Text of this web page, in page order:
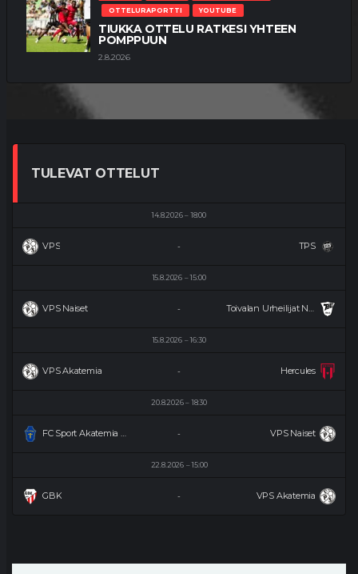
OTTELURAPORTTI
YOUTUBE
TIUKKA OTTELU RATKESI YHTEEN
POMPPUUN
2.8.2026
TULEVAT OTTELUT
14.8.2026 18:00
VPS TPS
-
15.8.2026 15:00
VPS Naiset Toivalan Urheilijat Naiset
-
15.8.2026 16:30
VPS Akatemia Hercules
-
20.8.2026 18:30
FC Sport Akatemia Naiset VPS Naiset
-
22.8.2026 15:00
GBK VPS Akatemia
-